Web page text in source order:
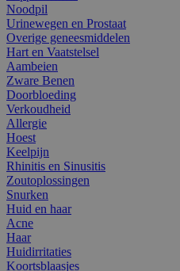
Noodpil
Urinewegen en Prostaat
Overige geneesmiddelen
Hart en Vaatstelsel
Aambeien
Zware Benen
Doorbloeding
Verkoudheid
Allergie
Hoest
Keelpijn
Rhinitis en Sinusitis
Zoutoplossingen
Snurken
Huid en haar
Acne
Haar
Huidirritaties
Koortsblaasjes